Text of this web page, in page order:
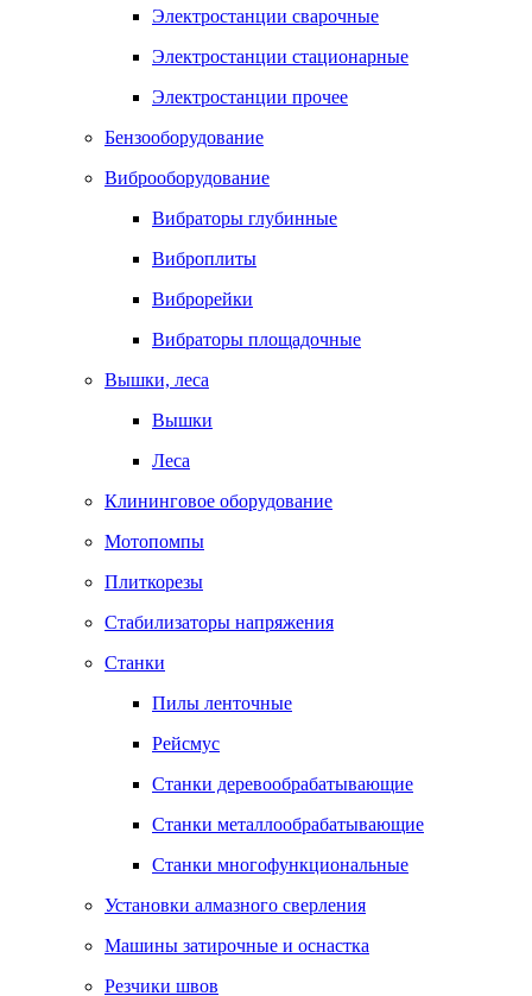
Электростанции сварочные
Электростанции стационарные
Электростанции прочее
Бензооборудование
Виброоборудование
Вибраторы глубинные
Виброплиты
Виброрейки
Вибраторы площадочные
Вышки, леса
Вышки
Леса
Клининговое оборудование
Мотопомпы
Плиткорезы
Стабилизаторы напряжения
Станки
Пилы ленточные
Рейсмус
Станки деревообрабатывающие
Станки металлообрабатывающие
Станки многофункциональные
Установки алмазного сверления
Машины затирочные и оснастка
Резчики швов